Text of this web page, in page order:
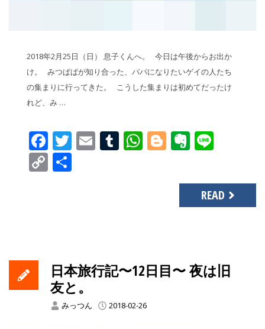
2018年2月25日（日） 息子くんへ。 今日は午後からお出か
け。 みつぱぱが知り合った、パパになりたいゲイの人たち
の集まりに行ってきた。 こうした集まりは初めてだったけ
れど、み …
Facebook
Twitter
EmailTumblr
WhatsApp
Blogger
Copy
READ
日本旅行記〜12日目〜 夜は旧
友と。
みっつん 2018-02-26